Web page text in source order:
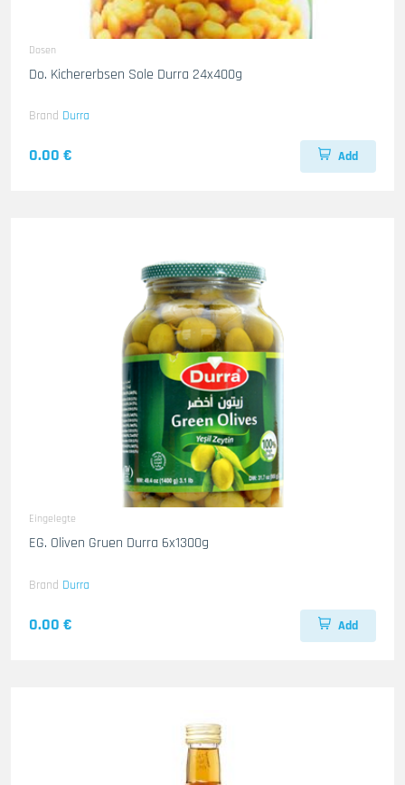
Dosen
Do. Kichererbsen Sole Durra 24x400g
Brand Durra
0.00 € Add
Eingelegte
EG. Oliven Gruen Durra 6x1300g
Brand Durra
0.00 € Add